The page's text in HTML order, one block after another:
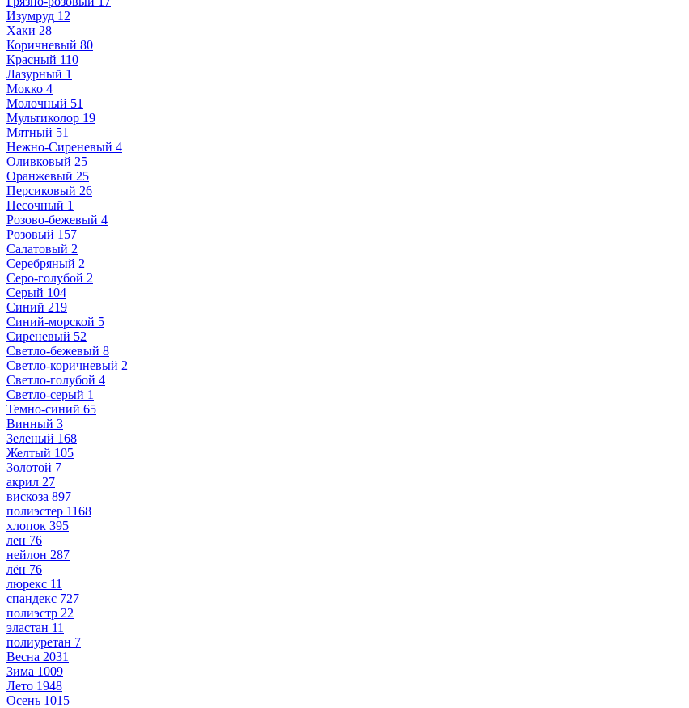
Изумруд 12
Хаки 28
Коричневый 80
Красный 110
Лазурный 1
Мокко 4
Молочный 51
Мультиколор 19
Мятный 51
Нежно-Сиреневый 4
Оливковый 25
Оранжевый 25
Персиковый 26
Песочный 1
Розово-бежевый 4
Розовый 157
Салатовый 2
Серебряный 2
Серо-голубой 2
Серый 104
Синий 219
Синий-морской 5
Сиреневый 52
Светло-бежевый 8
Светло-коричневый 2
Светло-голубой 4
Светло-серый 1
Темно-синий 65
Винный 3
Зеленый 168
Желтый 105
Золотой 7
акрил 27
вискоза 897
полиэстер 1168
хлопок 395
лен 76
нейлон 287
лён 76
люрекс 11
спандекс 727
полиэстр 22
эластан 11
полиуретан 7
Весна 2031
Зима 1009
Лето 1948
Осень 1015